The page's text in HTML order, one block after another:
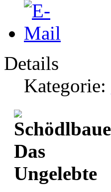
Details
Kategorie: